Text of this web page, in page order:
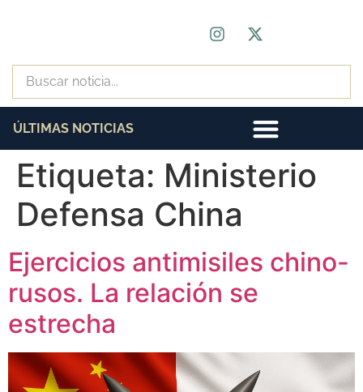
ÚLTIMAS NOTICIAS
Etiqueta: Ministerio
Defensa China
Ejercicios antimisiles chino-
rusos. La relación se
estrecha